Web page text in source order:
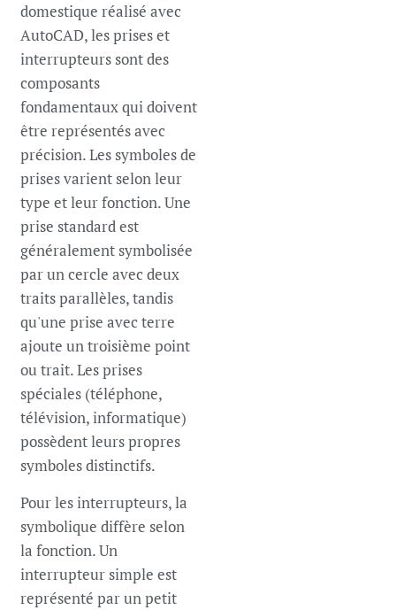
domestique réalisé avec
AutoCAD, les prises et
interrupteurs sont des
composants
fondamentaux qui doivent
être représentés avec
précision. Les symboles de
prises varient selon leur
type et leur fonction. Une
prise standard est
généralement symbolisée
par un cercle avec deux
traits parallèles, tandis
qu'une prise avec terre
ajoute un troisième point
ou trait. Les prises
spéciales (téléphone,
télévision, informatique)
possèdent leurs propres
symboles distinctifs.
Pour les interrupteurs, la
symbolique diffère selon
la fonction. Un
interrupteur simple est
représenté par un petit